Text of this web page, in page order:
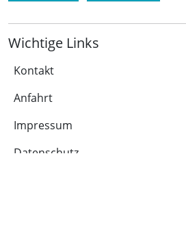
Wichtige Links
Kontakt
Anfahrt
Impressum
Datenschutz